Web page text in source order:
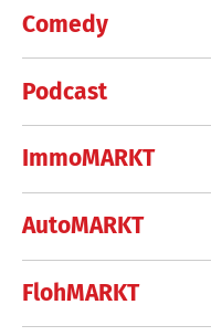
Comedy
Podcast
ImmoMARKT
AutoMARKT
FlohMARKT